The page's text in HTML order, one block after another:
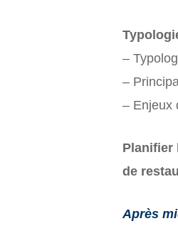
–
–
– Enjeux
Planifier
de
Après